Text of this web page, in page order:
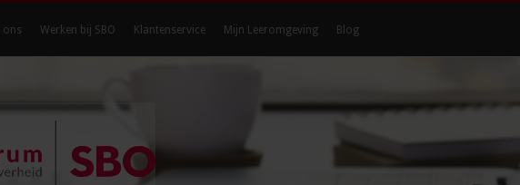
ons Werken bij SBO Klantenservice Mijn Leeromgeving Blog